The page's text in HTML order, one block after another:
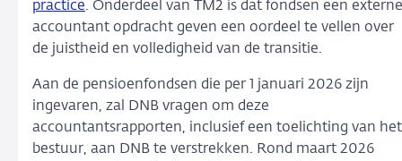
practice. Onderdeel van TM2 is dat fondsen een externe
accountant opdracht geven een oordeel te vellen over
de juistheid en volledigheid van de transitie.
Aan de pensioenfondsen die per 1 januari 2026 zijn
ingevaren, zal DNB vragen om deze
accountantsrapporten, inclusief een toelichting van het
bestuur, aan DNB te verstrekken. Rond maart 2026